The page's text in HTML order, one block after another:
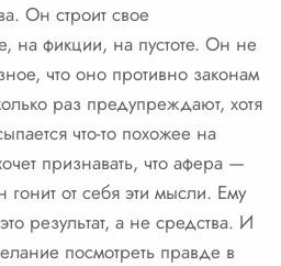
Он строит свое
на фикции, на пустоте. Он не
что оно противно законам
раз предупреждают, хотя
что-то похожее на
признавать, что афера —
от себя эти мысли. Ему
результат, а не средства. И
посмотреть правде в